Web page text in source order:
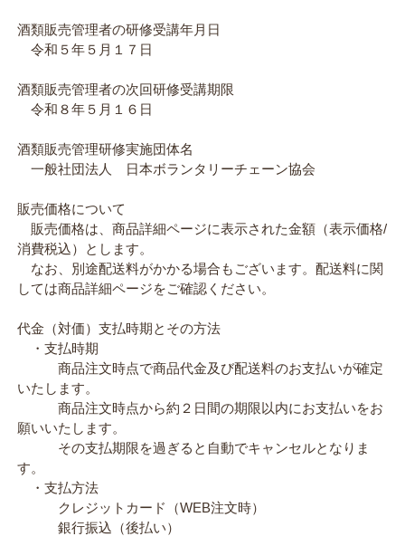
酒類販売管理者の研修受講年月日
令和５年５月１７日
酒類販売管理者の次回研修受講期限
令和８年５月１６日
酒類販売管理研修実施団体名
一般社団法人 日本ボランタリーチェーン協会
販売価格について
販売価格は、商品詳細ページに表示された金額（表示価格/
消費税込）とします。
なお、別途配送料がかかる場合もございます。配送料に関
しては商品詳細ページをご確認ください。
代金（対価）支払時期とその方法
・支払時期
商品注文時点で商品代金及び配送料のお支払いが確定
いたします。
商品注文時点から約２日間の期限以内にお支払いをお
願いいたします。
その支払期限を過ぎると自動でキャンセルとなりま
す。
・支払方法
クレジットカード（WEB注文時）
銀行振込（後払い）